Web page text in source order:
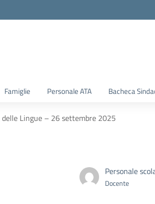
Famiglie Personale ATA Bacheca
delle Lingue – 26 settembre 2025
Personale
Docente